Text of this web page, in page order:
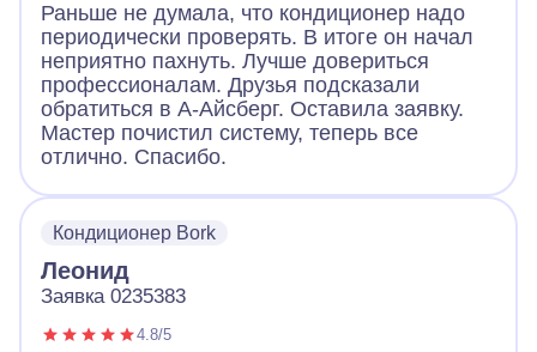
Раньше не думала, что кондиционер надо
периодически проверять. В итоге он начал
неприятно пахнуть. Лучше довериться
профессионалам. Друзья подсказали
обратиться в А-Айсберг. Оставила заявку.
Мастер почистил систему, теперь все
отлично. Спасибо.
Кондиционер Bork
Леонид
Заявка 0235383
4.8/5